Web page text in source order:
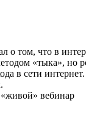
о том, что в
«тыка», но
в сети интернет.
вебинар